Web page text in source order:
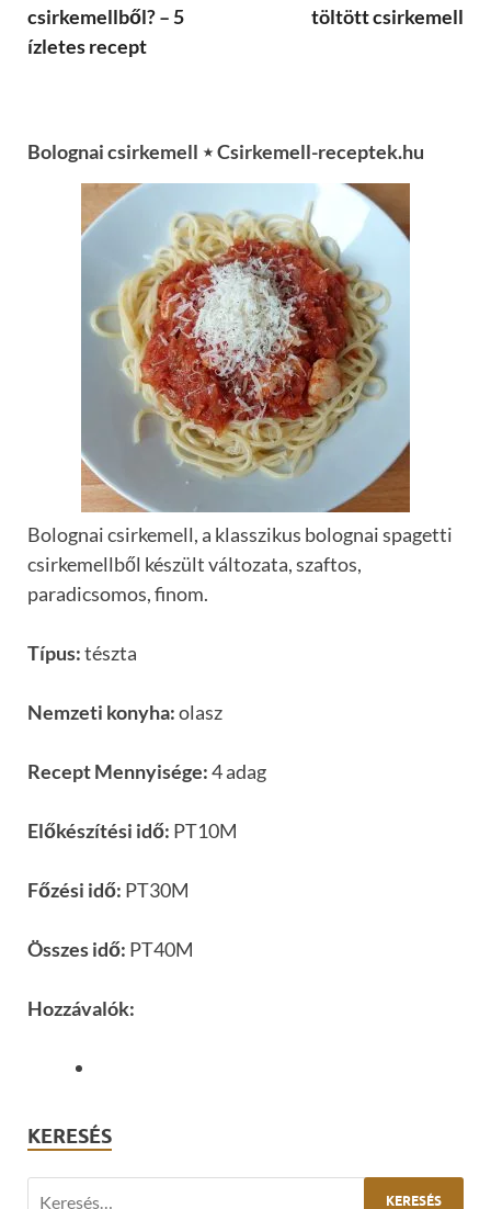
csirkemellből? – 5
ízletes recept
töltött csirkemell
Bolognai csirkemell ⋆ Csirkemell-receptek.hu
Bolognai csirkemell, a klasszikus bolognai spagetti
csirkemellből készült változata, szaftos,
paradicsomos, finom.
Típus:tészta
Nemzeti konyha:olasz
Recept Mennyisége:4 adag
Előkészítési idő: PT10M
Főzési idő: PT30M
Összes idő: PT40M
Hozzávalók:
KERESÉS